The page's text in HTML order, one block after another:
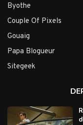
Byothe
Couple Of Pixels
Gouaig
Papa Blogueur
Sitegeek